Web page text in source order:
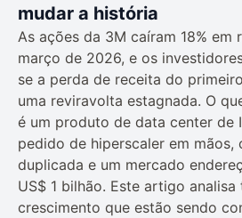
mudar a história
As ações da 3M caíram 18% em
março de 2026, e os
se a perda de receita do
uma reviravolta estagnada. O
é um produto de data center de
pedido de hiperscaler em mãos,
duplicada e um mercado
US$ 1 bilhão. Este artigo
crescimento que estão sendo